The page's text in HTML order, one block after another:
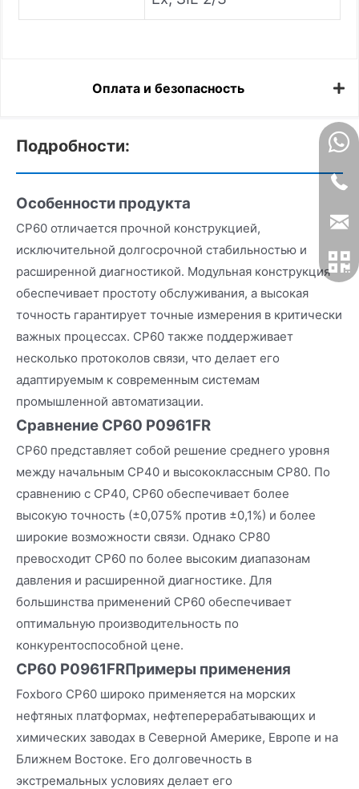
Оплата и безопасность
Подробности:
Особенности продукта
CP60 отличается прочной конструкцией,
исключительной долгосрочной стабильностью и
расширенной диагностикой. Модульная конструкция
обеспечивает простоту обслуживания, а высокая
точность гарантирует точные измерения в критически
важных процессах. CP60 также поддерживает
несколько протоколов связи, что делает его
адаптируемым к современным системам
промышленной автоматизации.
Сравнение CP60 P0961FR
CP60 представляет собой решение среднего уровня
между начальным CP40 и высококлассным CP80. По
сравнению с CP40, CP60 обеспечивает более
высокую точность (±0,075% против ±0,1%) и более
широкие возможности связи. Однако CP80
превосходит CP60 по более высоким диапазонам
давления и расширенной диагностике. Для
большинства применений CP60 обеспечивает
оптимальную производительность по
конкурентоспособной цене.
CP60 P0961FRПримеры применения
Foxboro CP60 широко применяется на морских
нефтяных платформах, нефтеперерабатывающих и
химических заводах в Северной Америке, Европе и на
Ближнем Востоке. Его долговечность в
экстремальных условиях делает его